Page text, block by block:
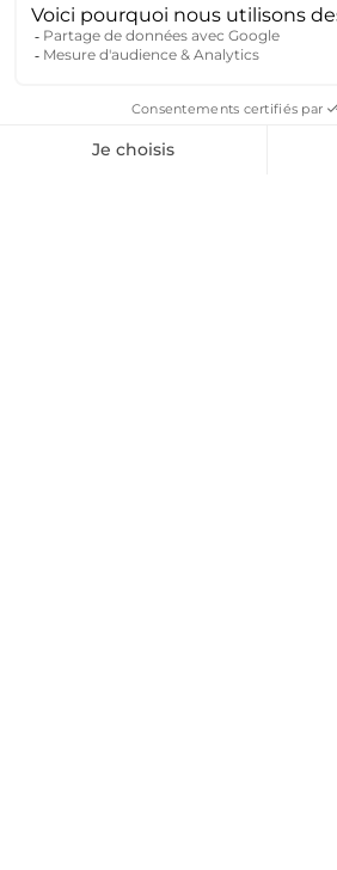
Y a-t-il des activités
Oui, le Luxembourg est très
parcs, forêts, châteaux, musées